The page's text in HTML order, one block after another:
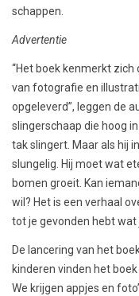
schappen.
Advertentie
“Het boek kenmerkt
van fotografie en
opgeleverd”, leggen de
slingerschaap die hoog
tak slingert. Maar als hij
slungelig. Hij moet wat
bomen groeit. Kan
wil? Het is een verhaal
tot je gevonden hebt wat
De lancering van het
kinderen vinden het
We krijgen appjes en